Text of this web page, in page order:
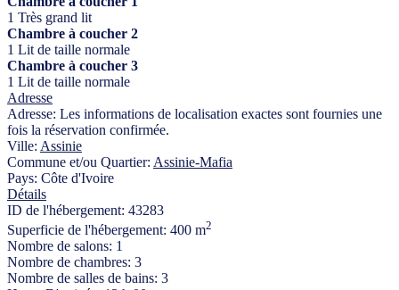
1 Très grand lit
Chambre à coucher 2
1 Lit de taille normale
Chambre à coucher 3
1 Lit de taille normale
Adresse
Adresse: Les informations de localisation exactes sont fournies une
fois la réservation confirmée.
Ville: Assinie
Commune et/ou Quartier: Assinie-Mafia
Pays: Côte d'Ivoire
Détails
ID de l'hébergement: 43283
Superficie de l'hébergement: 400 m2
Nombre de salons: 1
Nombre de chambres: 3
Nombre de salles de bains: 3